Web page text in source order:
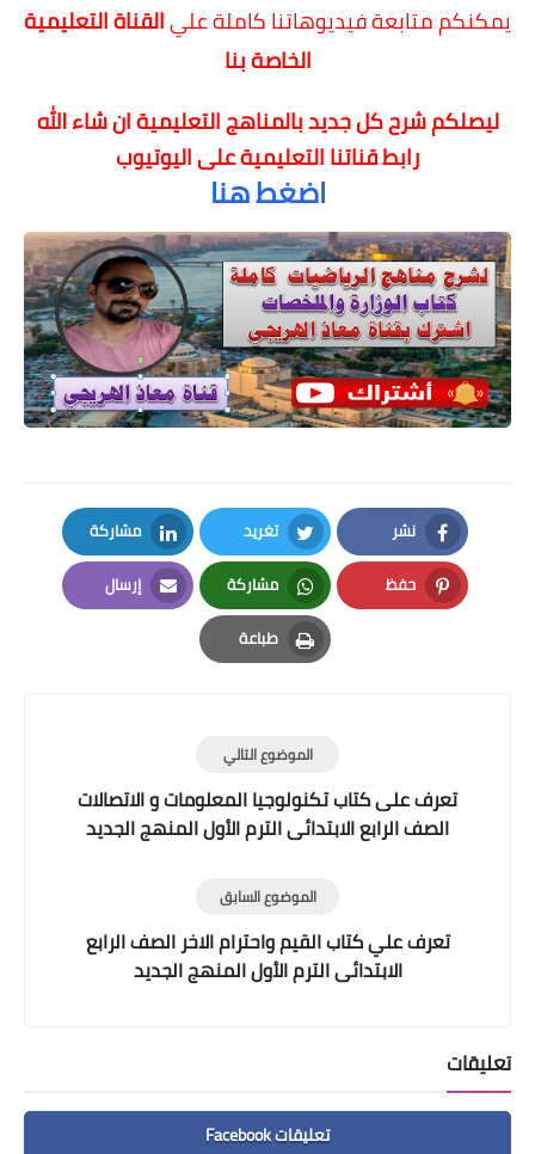
يمكنكم متابعة فيديوهاتنا كاملة عليالقناة التعليمية
الخاصة بنا
ليصلكم شرح كل جديد بالمناهج التعليميةان شاء الله
رابط قناتنا التعليمية على اليوتيوب
اضغط هنا
نشر
Facebook
تغريد
Twitter
مشاركة
LinkedIn
حفظ
Pinterest
مشاركة
Whatsapp
إرسال
Email
طباعة
Print
الموضوع التالي
تعرف على كتاب تكنولوجيا المعلومات و الاتصالات
الصف الرابع الابتدائى الترم الأول المنهج الجديد
الموضوع السابق
تعرف علي كتاب القيم واحترام الاخر الصف الرابع
الابتدائى الترم الأول المنهج الجديد
تعليقات
تعليقات Facebook